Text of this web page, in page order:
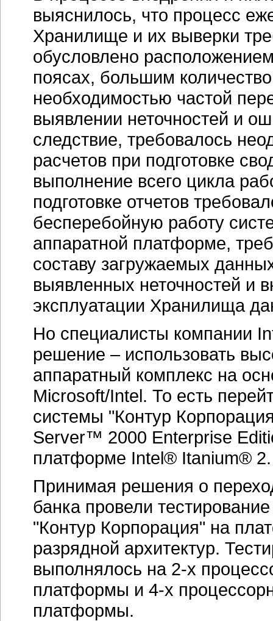
выяснилось, что процесс
Хранилище и их выверки
обусловлено
поясах, большим
необходимостью частой
выявлении неточностей и
следствие, требовалось
расчетов при подготовке
выполнение всего цикла
подготовке отчетов
бесперебойную работу
аппаратной платформе,
составу загружаемых
выявленных неточностей и
эксплуатации Хранилища
Но специалисты компании
решение – использовать
аппаратный комплекс на
Microsoft/Intel. То есть
системы "Контур
Server™ 2000 Enterprise
платформе Intel® Itanium® 2.
Принимая решения о
банка провели
"Контур Корпорация" на
разрядной архитектур.
выполнялось на 2-х
платформы и 4-х
платформы.